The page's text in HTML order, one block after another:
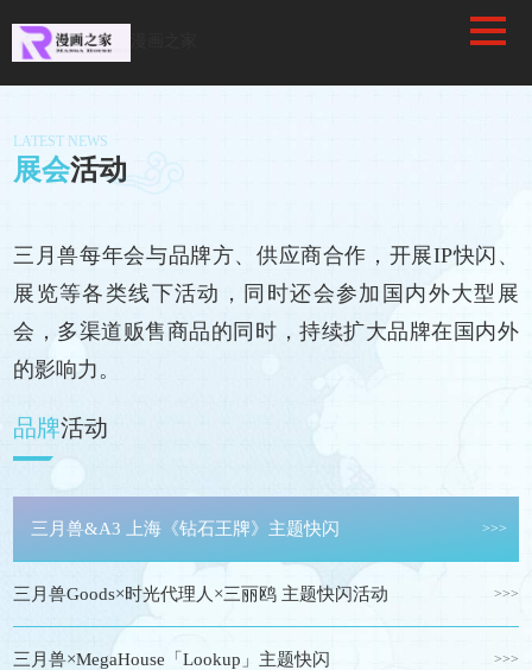
LATEST NEWS
展会活动
三月兽每年会与品牌方、供应商合作，开展IP快闪、
展览等各类线下活动，同时还会参加国内外大型展
会，多渠道贩售商品的同时，持续扩大品牌在国内外
的影响力。
品牌活动
三月兽&A3 上海《钻石王牌》主题快闪 >>>
三月兽Goods×时光代理人×三丽鸥 主题快闪活动 >>>
三月兽×MegaHouse「Lookup」主题快闪 >>>